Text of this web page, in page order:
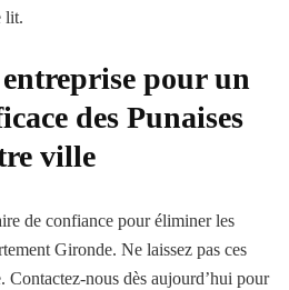
lit.
pour un
des Punaises
ville
de confiance pour éliminer les
Gironde. Ne laissez pas ces
Contactez-nous dès aujourd’hui pour